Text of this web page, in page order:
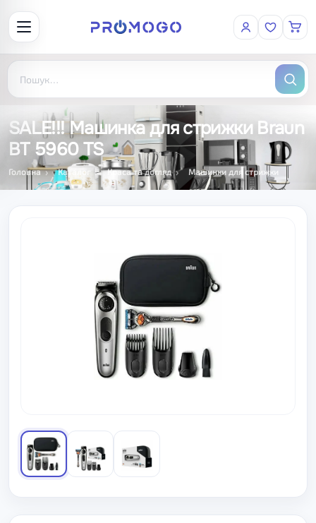
SALE!!! Машинка для стрижки Braun
BT 5960 TS
Головна Каталог Краса та догляд Машинки для стрижки